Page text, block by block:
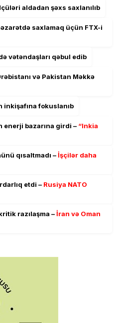
aldadan şəxs saxlanılıb
saxlamaq üçün FTX-i
vətəndaşları qəbul edib
və Pakistan Məkkə
inkişafına fokuslanıb
enerji bazarına girdi – “Inkia
qısaltmadı –İşçilər daha
etdi – Rusiya NATO
razılaşma –İran və Oman